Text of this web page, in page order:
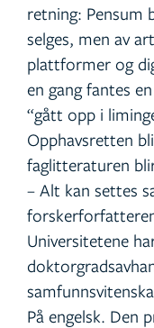
retning: Pensum
selges, men av
plattformer og
en gang fantes
“gått opp i
Opphavsretten
faglitteraturen
– Alt kan settes
Universitetene
På engelsk. Den